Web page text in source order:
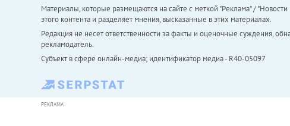
Материалы, которые размещаются на сайте с меткой "Реклама" /
этого контента и разделяет мнения, высказанные в этих материалах.
Редакция не несет ответственности за факты и оценочные суждения,
рекламодатель.
Субъект в сфере онлайн-медиа; идентификатор медиа - R40-05097
РЕКЛАМА